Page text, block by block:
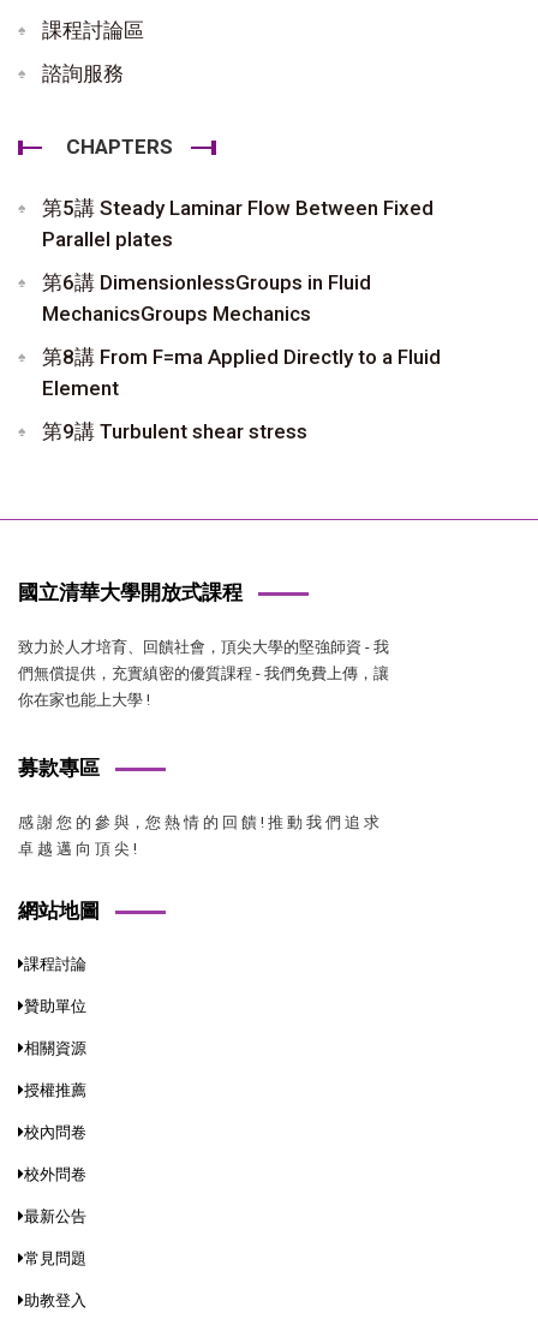
課程討論區
諮詢服務
CHAPTERS
第5講 Steady Laminar Flow Between Fixed
Parallel plates
第6講 DimensionlessGroups in Fluid
MechanicsGroups Mechanics
第8講 From F=ma Applied Directly to a Fluid
Element
第9講 Turbulent shear stress
國立清華大學開放式課程
致力於人才培育、回饋社會，頂尖大學的堅強師資 - 我
們無償提供，充實縝密的優質課程 - 我們免費上傳，讓
你在家也能上大學 !
募款專區
感 謝 您 的 參 與，您 熱 情 的 回 饋 ! 推 動 我 們 追 求
卓 越 邁 向 頂 尖 !
網站地圖
課程討論
贊助單位
相關資源
授權推薦
校內問卷
校外問卷
最新公告
常見問題
助教登入